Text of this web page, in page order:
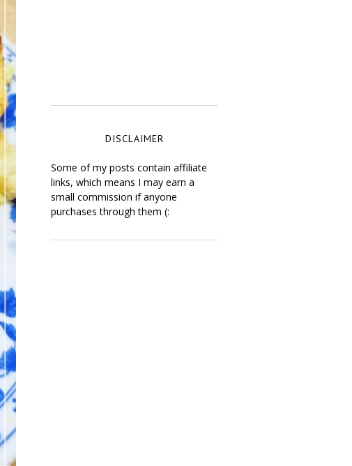
DISCLAIMER
Some of my posts contain affiliate
links, which means I may earn a
small commission if anyone
purchases through them (: